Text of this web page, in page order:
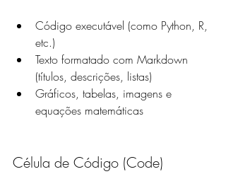
Código executável (como Python, R,
etc.)
Texto formatado com Markdown
(títulos, descrições, listas)
Gráficos, tabelas, imagens e
equações matemáticas
Célula de Código (Code)